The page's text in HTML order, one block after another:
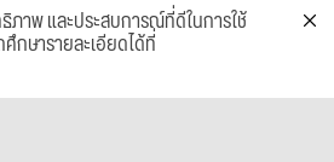
ภาพ และประสบการณ์ที่ดีในการใช้
ษารายละเอียดได้ที่